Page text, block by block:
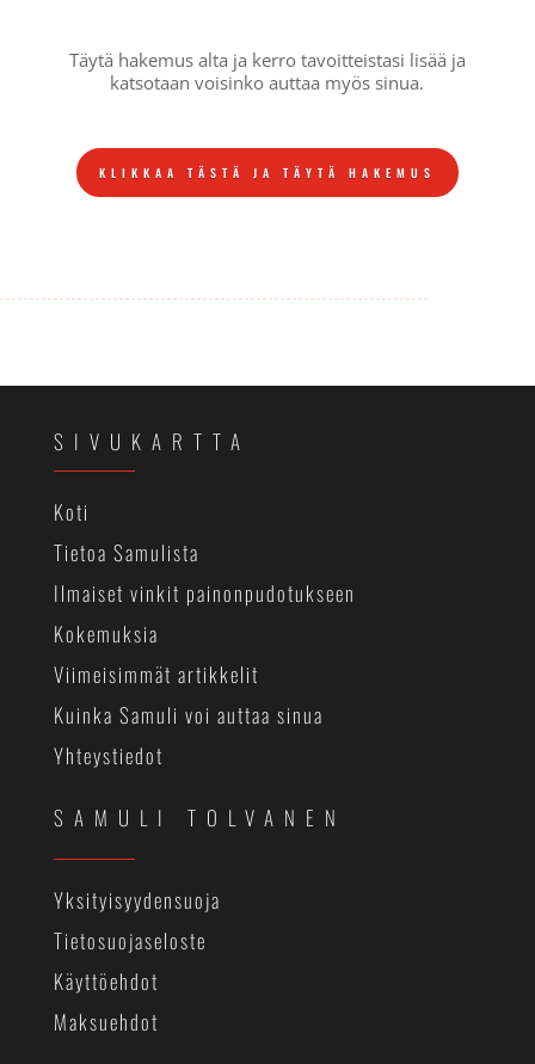
Täytä hakemus alta ja kerro tavoitteistasi lisää ja
katsotaan voisinko auttaa myös sinua.
KLIKKAA TÄSTÄ JA TÄYTÄ HAKEMUS
SIVUKARTTA
Koti
Tietoa Samulista
Ilmaiset vinkit painonpudotukseen
Kokemuksia
Viimeisimmät artikkelit
Kuinka Samuli voi auttaa sinua
Yhteystiedot
SAMULI TOLVANEN
Yksityisyydensuoja
Tietosuojaseloste
Käyttöehdot
Maksuehdot